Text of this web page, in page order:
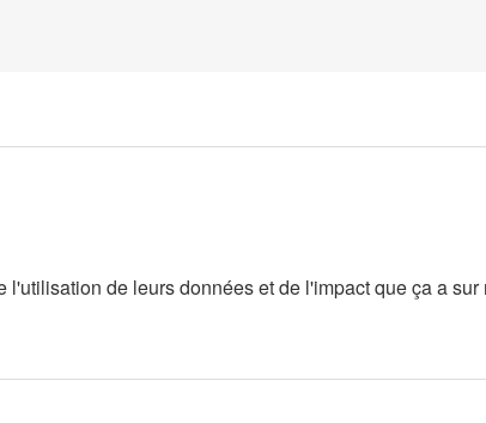
de leurs données et de l'impact que ça a sur